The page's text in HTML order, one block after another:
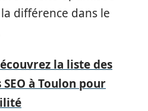
différence dans le
la liste des
à Toulon pour